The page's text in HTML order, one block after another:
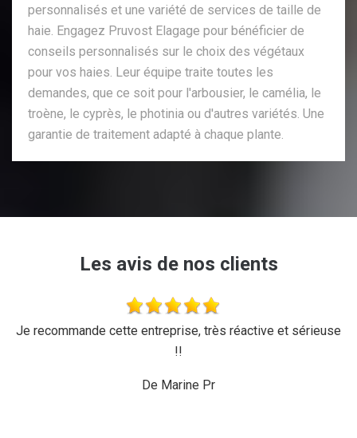
personnalisés et une variété de services de taille de
haie. Engagez Pruvost Elagage pour bénéficier de
conseils personnalisés sur le choix des végétaux
pour vos haies. Leur équipe traite toutes les
demandes, que ce soit pour l'arbousier, le camélia, le
troène, le cyprès, le photinia ou d'autres variétés. Une
garantie de traitement adapté à chaque plante.
Les avis de nos clients
Je recommande cette entreprise, très réactive et sérieuse
!!
De Marine Pr